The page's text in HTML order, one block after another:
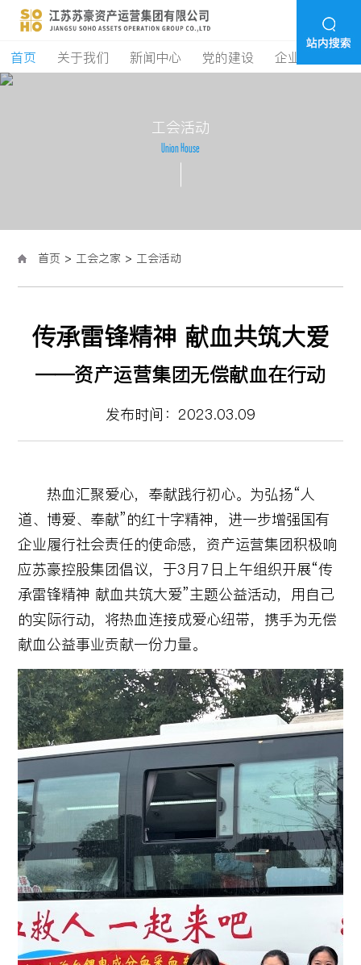
首页 关于我们 新闻中心 党的建设 企业经营
工会活动
UnionHouse
首页 > 工会之家 > 工会活动
传承雷锋精神 献血共筑大爱
——资产运营集团无偿献血在行动
发布时间：2023.03.09
热血汇聚爱心，奉献践行初心。为弘扬“人
道、博爱、奉献”的红十字精神，进一步增强国有
企业履行社会责任的使命感，资产运营集团积极响
应苏豪控股集团倡议，于3月7日上午组织开展“传
承雷锋精神 献血共筑大爱”主题公益活动，用自己
的实际行动，将热血连接成爱心纽带，携手为无偿
献血公益事业贡献一份力量。